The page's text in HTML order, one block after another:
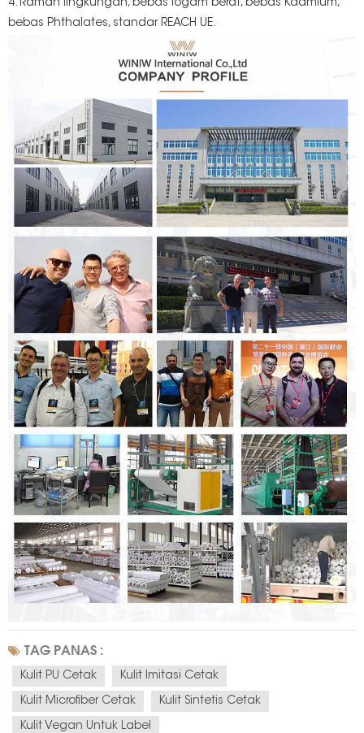
4. Ramah lingkungan, bebas logam berat, bebas Kadmium,
bebas Phthalates, standar REACH UE.
TAG PANAS :
Kulit PU Cetak Kulit Imitasi Cetak
Kulit Microfiber Cetak Kulit Sintetis Cetak
Kulit Vegan Untuk Label